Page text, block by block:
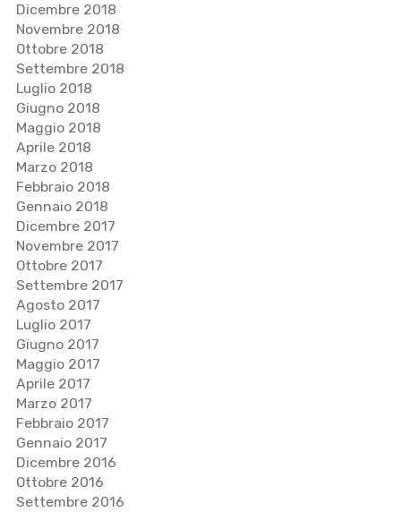
Dicembre 2018
Novembre 2018
Ottobre 2018
Settembre 2018
Luglio 2018
Giugno 2018
Maggio 2018
Aprile 2018
Marzo 2018
Febbraio 2018
Gennaio 2018
Dicembre 2017
Novembre 2017
Ottobre 2017
Settembre 2017
Agosto 2017
Luglio 2017
Giugno 2017
Maggio 2017
Aprile 2017
Marzo 2017
Febbraio 2017
Gennaio 2017
Dicembre 2016
Ottobre 2016
Settembre 2016